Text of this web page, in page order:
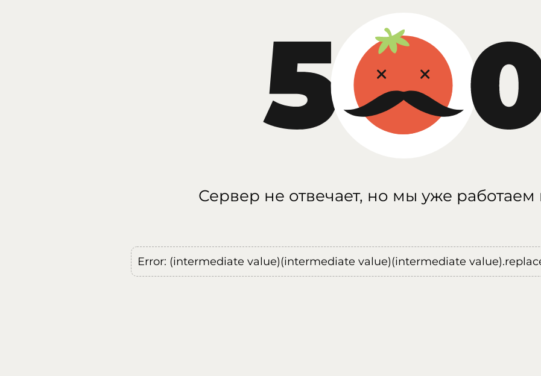
Сервер не отвечает, но мы уже работаем
Error: (intermediate value)(intermediate value)(intermediate